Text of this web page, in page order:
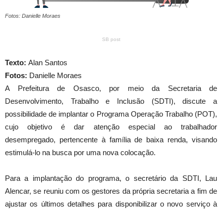
Fotos: Danielle Moraes
SB post
Texto: Alan Santos
Fotos: Danielle Moraes
A Prefeitura de Osasco, por meio da Secretaria de
Desenvolvimento, Trabalho e Inclusão (SDTI), discute a
possibilidade de implantar o Programa Operação Trabalho (POT),
cujo objetivo é dar atenção especial ao trabalhador
desempregado, pertencente à família de baixa renda, visando
estimulá-lo na busca por uma nova colocação.
Para a implantação do programa, o secretário da SDTI, Lau
Alencar, se reuniu com os gestores da própria secretaria a fim de
ajustar os últimos detalhes para disponibilizar o novo serviço à